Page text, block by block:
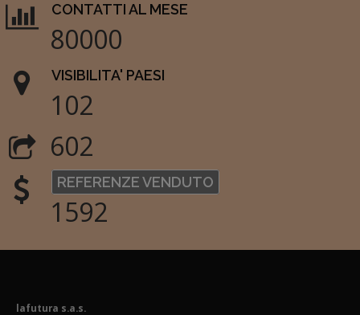
CONTATTI AL MESE
80000
VISIBILITA' PAESI
102
602
REFERENZE VENDUTO
1592
lafutura s.a.s.